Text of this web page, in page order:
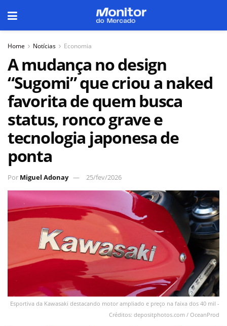
Home Notícias Economia
A mudança no design
“Sugomi” que criou a naked
favorita de quem busca
status, ronco grave e
tecnologia japonesa de
ponta
Por Miguel Adonay 25/fev/2026
Esportiva da Kawasaki destacando motor ampliado e preço na faixa dos 40 mil -
Créditos: depositphotos.com / OceanProd